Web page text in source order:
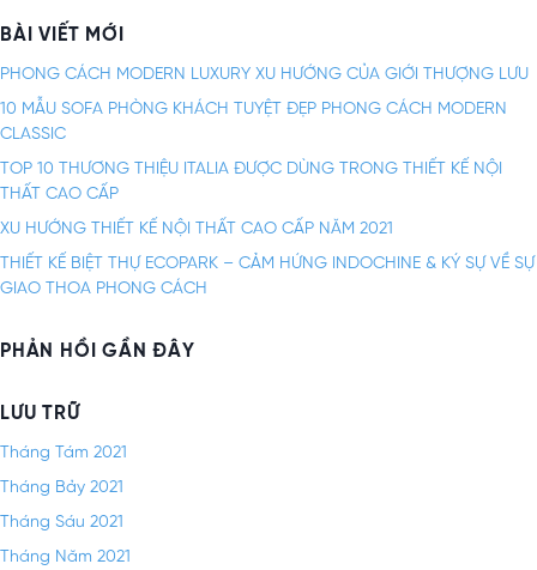
n
g
b
à
i
v
i
ế
t
i
ế
c
h
o
BÀI VIẾT MỚI
PHONG CÁCH MODERN LUXURY XU HƯỚNG CỦA GIỚI THƯỢNG LƯU
10 MẪU SOFA PHÒNG KHÁCH TUYỆT ĐẸP PHONG CÁCH MODERN
CLASSIC
TOP 10 THƯƠNG THIỆU ITALIA ĐƯỢC DÙNG TRONG THIẾT KẾ NỘI
THẤT CAO CẤP
XU HƯỚNG THIẾT KẾ NỘI THẤT CAO CẤP NĂM 2021
THIẾT KẾ BIỆT THỰ ECOPARK – CẢM HỨNG INDOCHINE & KÝ SỰ VỀ SỰ
GIAO THOA PHONG CÁCH
PHẢN HỒI GẦN ĐÂY
LƯU TRỮ
Tháng Tám 2021
Tháng Bảy 2021
Tháng Sáu 2021
Tháng Năm 2021